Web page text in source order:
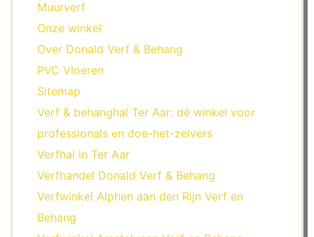
Muurverf
Onze winkel
Over Donald Verf & Behang
PVC Vloeren
Sitemap
Verf & behanghal Ter Aar: dé winkel voor
professionals en doe-het-zelvers
Verfhal in Ter Aar
Verfhandel Donald Verf & Behang
Verfwinkel Alphen aan den Rijn Verf en
Behang